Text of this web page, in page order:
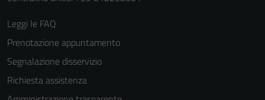
Leggi le FAQ
Prenotazione appuntamento
Segnalazione disservizio
Richiesta assistenza